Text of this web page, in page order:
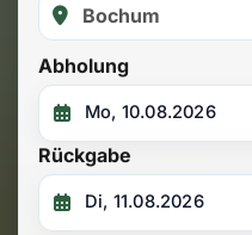
Abholung
Rückgabe